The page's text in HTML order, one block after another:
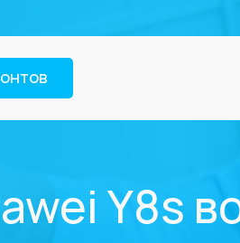
Y8s